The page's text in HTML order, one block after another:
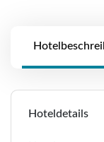
Hoteldetails